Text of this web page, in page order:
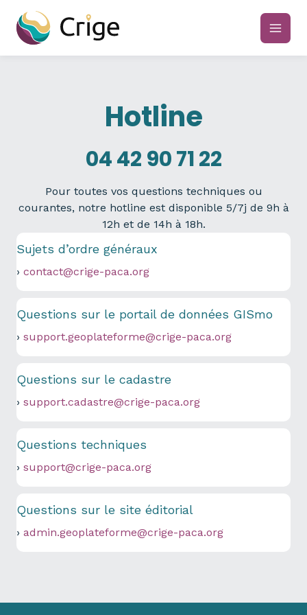
contenu
main
Hotline
04 42 90 71 22
Pour toutes vos questions techniques ou
courantes, notre hotline est disponible 5/7j de 9h à
12h et de 14h à 18h.
Sujets d’ordre généraux
› contact@crige-paca.org
Questions sur le portail de données GISmo
› support.geoplateforme@crige-paca.org
Questions sur le cadastre
› support.cadastre@crige-paca.org
Questions techniques
› support@crige-paca.org
Questions sur le site éditorial
› admin.geoplateforme@crige-paca.org